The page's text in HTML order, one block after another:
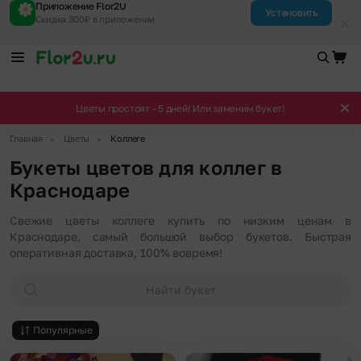
Приложение Flor2U
Скидка 300₽ в приложении
Установить
Цветы простоят - 5 дней! Или заменим букет!
Главная Цветы Коллеге
Букеты цветов для коллег в
Краснодаре
Свежие цветы коллеге купить по низким ценам в
Краснодаре, самый большой выбор букетов. Быстрая
оперативная доставка, 100% вовремя!
Найти букет
Популярные